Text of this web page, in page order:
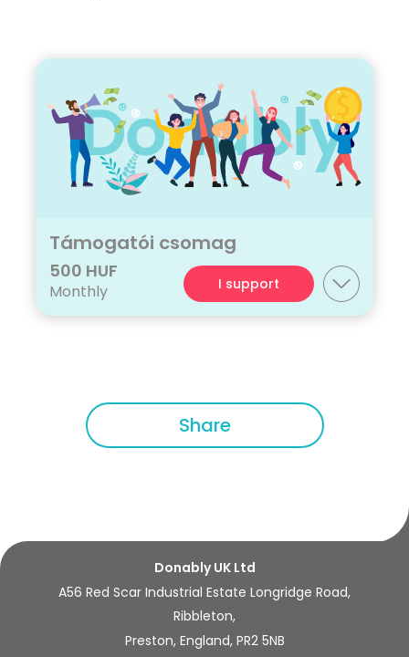
Támogatói csomag
500 HUF
Monthly I support
Share
Donably UK Ltd
A56 Red Scar Industrial Estate Longridge Road,
Ribbleton,
Preston, England, PR2 5NB